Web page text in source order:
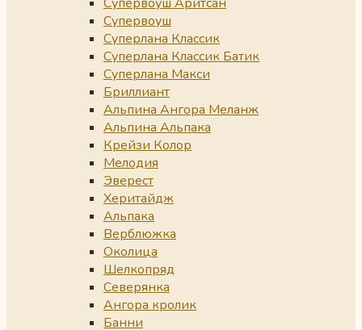
Супервоуш
Суперлана Классик
Суперлана Классик Батик
Суперлана Макси
Бриллиант
Альпина Ангора Меланж
Альпина Альпака
Крейзи Колор
Мелодия
Эверест
Херитайдж
Альпака
Верблюжка
Околица
Шелкопряд
Северянка
Ангора кролик
Банни